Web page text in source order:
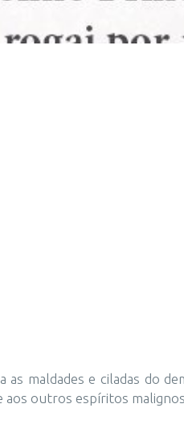
maldades e ciladas do
outros espíritos